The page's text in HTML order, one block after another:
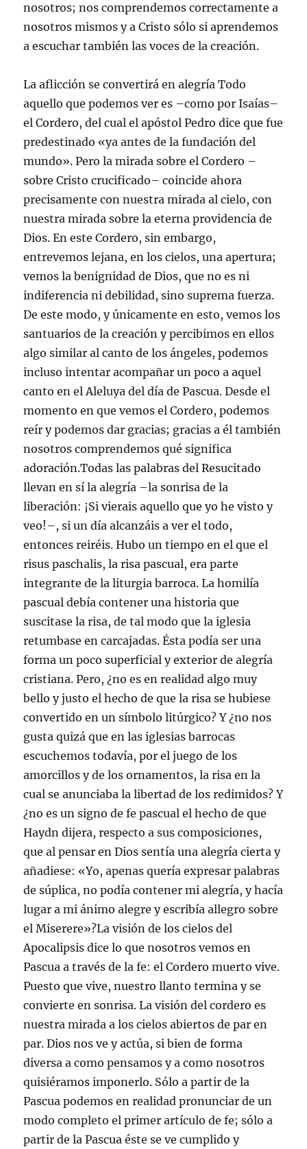
nosotros; nos comprendemos correctamente a
nosotros mismos y a Cristo sólo si aprendemos
a escuchar también las voces de la creación.
La aflicción se convertirá en alegría Todo
aquello que podemos ver es –como por Isaías–
el Cordero, del cual el apóstol Pedro dice que fue
predestinado «ya antes de la fundación del
mundo». Pero la mirada sobre el Cordero –
sobre Cristo crucificado– coincide ahora
precisamente con nuestra mirada al cielo, con
nuestra mirada sobre la eterna providencia de
Dios. En este Cordero, sin embargo,
entrevemos lejana, en los cielos, una apertura;
vemos la benignidad de Dios, que no es ni
indiferencia ni debilidad, sino suprema fuerza.
De este modo, y únicamente en esto, vemos los
santuarios de la creación y percibimos en ellos
algo similar al canto de los ángeles, podemos
incluso intentar acompañar un poco a aquel
canto en el Aleluya del día de Pascua. Desde el
momento en que vemos el Cordero, podemos
reír y podemos dar gracias; gracias a él también
nosotros comprendemos qué significa
adoración.Todas las palabras del Resucitado
llevan en sí la alegría –la sonrisa de la
liberación: ¡Si vierais aquello que yo he visto y
veo!–, si un día alcanzáis a ver el todo,
entonces reiréis. Hubo un tiempo en el que el
risus paschalis, la risa pascual, era parte
integrante de la liturgia barroca. La homilía
pascual debía contener una historia que
suscitase la risa, de tal modo que la iglesia
retumbase en carcajadas. Ésta podía ser una
forma un poco superficial y exterior de alegría
cristiana. Pero, ¿no es en realidad algo muy
bello y justo el hecho de que la risa se hubiese
convertido en un símbolo litúrgico? Y ¿no nos
gusta quizá que en las iglesias barrocas
escuchemos todavía, por el juego de los
amorcillos y de los ornamentos, la risa en la
cual se anunciaba la libertad de los redimidos? Y
¿no es un signo de fe pascual el hecho de que
Haydn dijera, respecto a sus composiciones,
que al pensar en Dios sentía una alegría cierta y
añadiese: «Yo, apenas quería expresar palabras
de súplica, no podía contener mi alegría, y hacía
lugar a mi ánimo alegre y escribía allegro sobre
el Miserere»?La visión de los cielos del
Apocalipsis dice lo que nosotros vemos en
Pascua a través de la fe: el Cordero muerto vive.
Puesto que vive, nuestro llanto termina y se
convierte en sonrisa. La visión del cordero es
nuestra mirada a los cielos abiertos de par en
par. Dios nos ve y actúa, si bien de forma
diversa a como pensamos y a como nosotros
quisiéramos imponerlo. Sólo a partir de la
Pascua podemos en realidad pronunciar de un
modo completo el primer artículo de fe; sólo a
partir de la Pascua éste se ve cumplido y